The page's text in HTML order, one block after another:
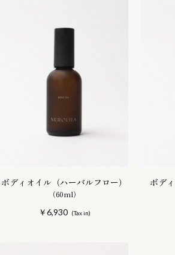
ボディオイル（ハーバルフロー）
（60ml）
￥6,930
ボデ